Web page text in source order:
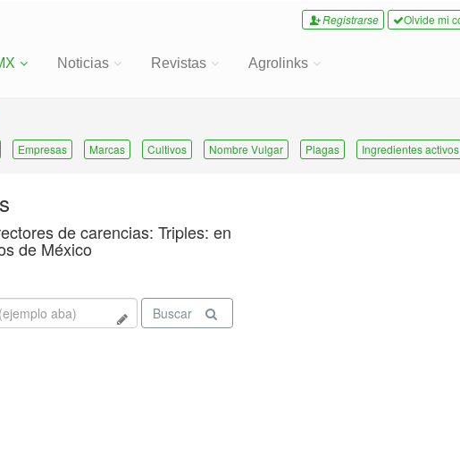
Registrarse Olvide mi
Noticias Revistas Agrolinks
Empresas Marcas Cultivos Nombre Vulgar Plagas Ingredientes activos
de carencias: Triples: en
de México
Buscar